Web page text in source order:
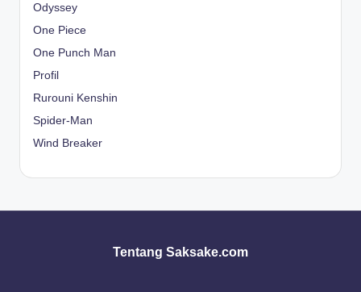
Odyssey
One Piece
One Punch Man
Profil
Rurouni Kenshin
Spider-Man
Wind Breaker
Tentang Saksake.com